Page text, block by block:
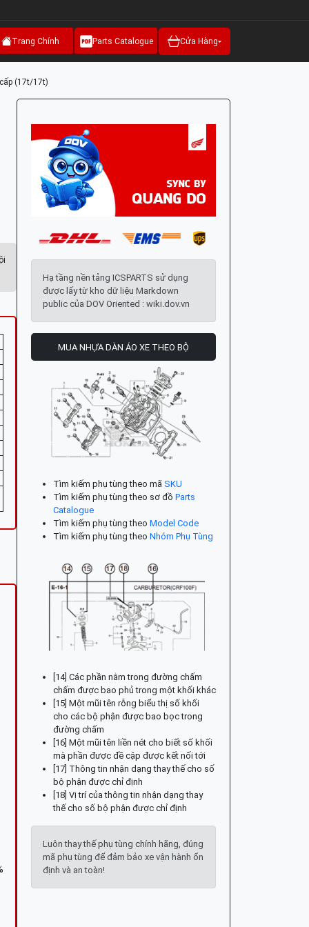
Trang Chính Parts Catalogue Cửa Hàng
(17t/17t)
Hạ tầng nền tảng ICSPARTS sử dụng
được lấy từ kho dữ liệu Markdown
public của DOV Oriented : wiki.dov.vn
MUA NHỰA DÀN ÁO XE THEO BỘ
Tìm kiếm phụ tùng theo mã SKU
Tìm kiếm phụ tùng theo sơ đồ Parts
Catalogue
Tìm kiếm phụ tùng theo Model Code
Tìm kiếm phụ tùng theo Nhóm Phụ Tùng
[14] Các phần nằm trong đường chấm
chấm được bao phủ trong một khối khác
[15] Một mũi tên rỗng biểu thị số khối
cho các bộ phận được bao bọc trong
đường chấm
[16] Một mũi tên liền nét cho biết số khối
mà phần được đề cập được kết nối tới
[17] Thông tin nhận dạng thay thế cho số
bộ phận được chỉ định
[18] Vị trí của thông tin nhận dạng thay
thế cho số bộ phận được chỉ định
Luôn thay thế phụ tùng chính hãng, đúng
mã phụ tùng để đảm bảo xe vận hành ổn
định và an toàn!